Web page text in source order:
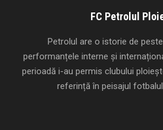
FC Petrolul
Petrolul are o istorie de
performanțele interne și
perioadă i-au permis clubului
referință în peisajul